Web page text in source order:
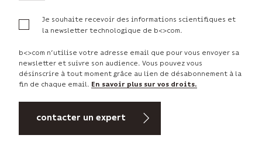
Je souhaite recevoir des informations scientifiques et
la newsletter technologique de b<>com.
b<>com n’utilise votre adresse email que pour vous envoyer sa
newsletter et suivre son audience. Vous pouvez vous
désinscrire à tout moment grâce au lien de désabonnement à la
fin de chaque email.
En savoir plus sur vos droits.